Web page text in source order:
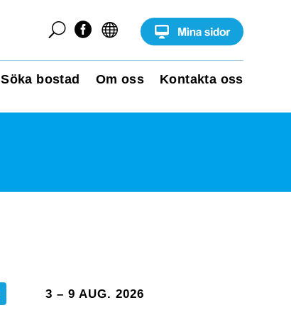


U
Söka bostad Om oss Kontakta oss
3 – 9 AUG. 2026